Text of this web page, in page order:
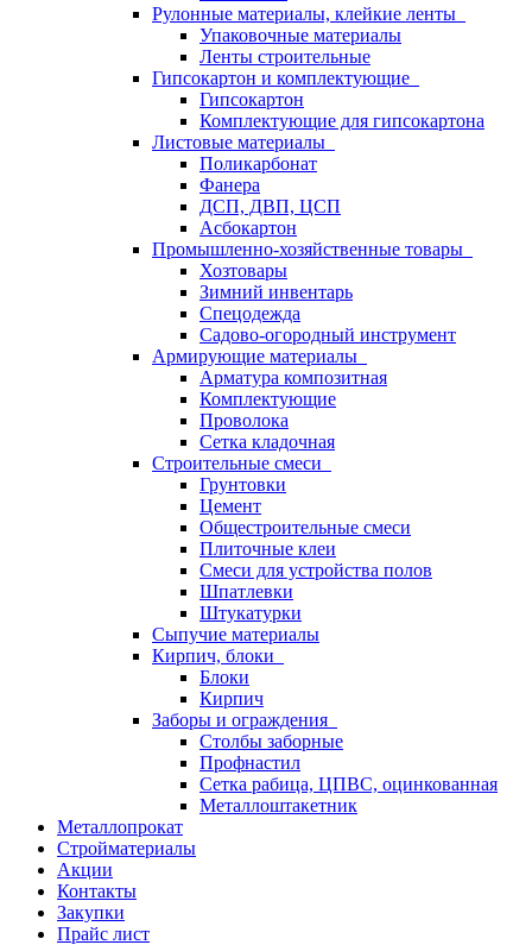
Рулонные материалы, клейкие ленты
Упаковочные материалы
Ленты строительные
Гипсокартон и комплектующие
Гипсокартон
Комплектующие для гипсокартона
Листовые материалы
Поликарбонат
Фанера
ДСП, ДВП, ЦСП
Асбокартон
Промышленно-хозяйственные товары
Хозтовары
Зимний инвентарь
Спецодежда
Садово-огородный инструмент
Армирующие материалы
Арматура композитная
Комплектующие
Проволока
Сетка кладочная
Строительные смеси
Грунтовки
Цемент
Общестроительные смеси
Плиточные клеи
Смеси для устройства полов
Шпатлевки
Штукатурки
Сыпучие материалы
Кирпич, блоки
Блоки
Кирпич
Заборы и ограждения
Столбы заборные
Профнастил
Сетка рабица, ЦПВС, оцинкованная
Металлоштакетник
Металлопрокат
Стройматериалы
Акции
Контакты
Закупки
Прайс лист